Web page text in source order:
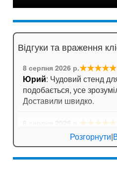
Відгуки та враження
8 серпня 2026 р.★★★★★
Юрий: Чудовий стенд
подобається, усе
Доставили швидко.
★★★★★
: Стенд для
вчителі задоволені!
Розгорнути|